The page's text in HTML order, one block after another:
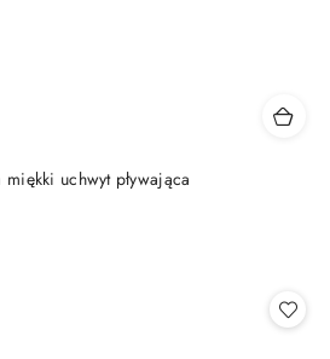
uchwyt pływająca